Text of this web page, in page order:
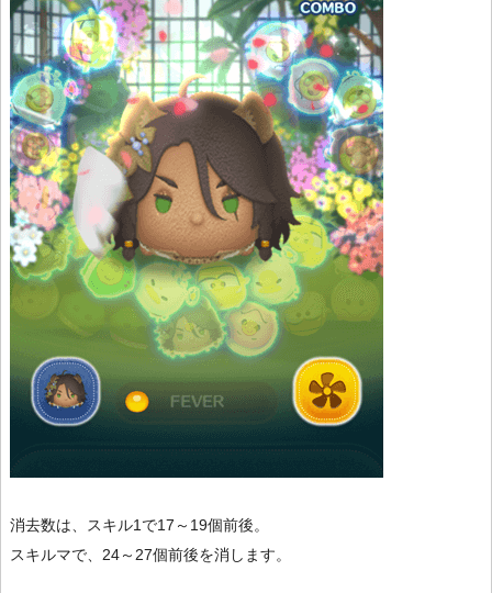
消去数は、スキル1で17～19個前後。
スキルマで、24～27個前後を消します。